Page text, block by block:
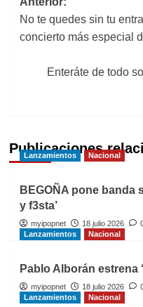
de
entradas
No te quedes sin tu
concierto más especial
Enteráte de todo
Publicaciones
Lanzamientos Nacional
BEGOÑA pone banda
y f3sta’
myipopnet 18 julio 2026
Lanzamientos
Nacional
Pablo Alborán estrena
myipopnet 18 julio 2026
Lanzamientos
Nacional